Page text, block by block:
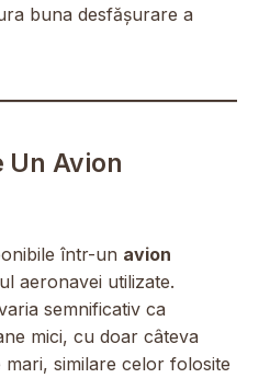
buna desfășurare a
Un Avion
într-un avion
aeronavei utilizate.
semnificativ ca
mici, cu doar câteva
similare celor folosite